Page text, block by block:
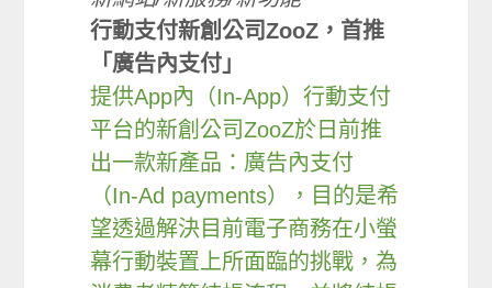
行動支付新創公司ZooZ，首推
「廣告內支付」
提供App內（In-App）行動支付
平台的新創公司ZooZ於日前推
出一款新產品：廣告內支付
（In-Ad payments），目的是希
望透過解決目前電子商務在小螢
幕行動裝置上所面臨的挑戰，為